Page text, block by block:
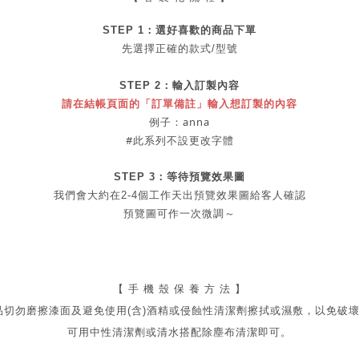
STEP 1： 選好喜歡的商品下單
先選擇正確的款式/型號
STEP 2： 輸入訂製內容
請在結帳頁面的「訂單備註」輸入想訂製的內容
例子：anna
#此系列不設更改字體
STEP 3：等待預覽效果圖
我們會大約在2-4個工作天出 預覽效果圖給客人確認
預覽圖可作一次微調～
【 手 機 殼 保 養 方 法 】
勿磨擦漆面及 避免使用(含)酒精或侵蝕性清潔劑擦拭或濕敷，以免破壞
可用中性清潔劑或清水搭配除塵布清潔即可。